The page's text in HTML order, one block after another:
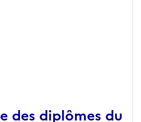
des diplômes du